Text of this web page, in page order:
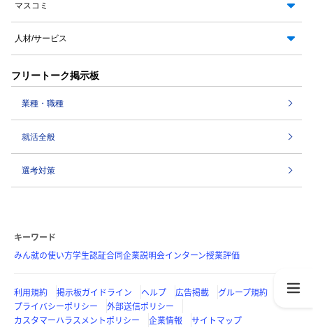
マスコミ
人材/サービス
フリートーク掲示板
業種・職種
就活全般
選考対策
キーワード
みん就の使い方学生認証合同企業説明会インターン授業評価
利用規約 掲示板ガイドライン ヘルプ 広告掲載
グループ規約
プライバシーポリシー
外部送信ポリシー
カスタマーハラスメントポリシー
企業情報 サイトマップ